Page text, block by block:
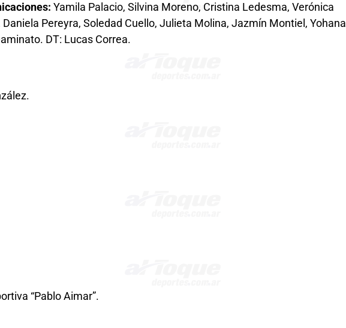
Yamila Palacio, Silvina Moreno, Cristina Ledesma, Verónica
Pereyra, Soledad Cuello, Julieta Molina, Jazmín Montiel, Yohana
DT: Lucas Correa.
“Pablo Aimar”.